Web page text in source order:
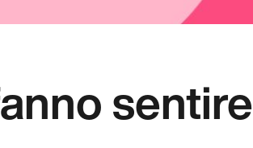
sentire